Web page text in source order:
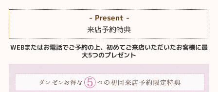
- Present -
来店予約特典
WEBまたはお電話でご予約の上、初めてご来店いただいたお客様に最
大5つのプレゼント